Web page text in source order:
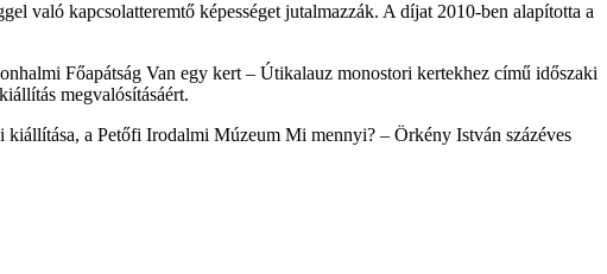
való kapcsolatteremtő képességet jutalmazzák. A díjat 2010-ben alapította a
Főapátság Van egy kert – Útikalauz monostori kertekhez című időszaki
megvalósításáért.
a Petőfi Irodalmi Múzeum Mi mennyi? – Örkény István százéves